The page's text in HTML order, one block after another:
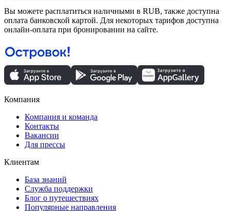
Вы можете расплатиться наличными в RUB, также доступна
оплата банковской картой. Для некоторых тарифов доступна
онлайн-оплата при бронировании на сайте.
Компания
Компания и команда
Контакты
Вакансии
Для прессы
Клиентам
База знаний
Служба поддержки
Блог о путешествиях
Популярные направления